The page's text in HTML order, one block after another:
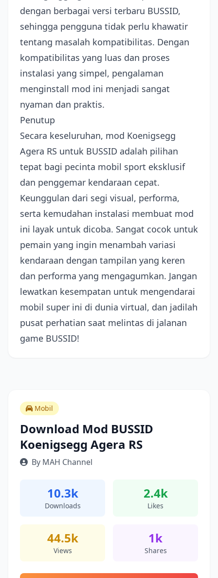
dengan berbagai versi terbaru BUSSID,
sehingga pengguna tidak perlu khawatir
tentang masalah kompatibilitas. Dengan
kompatibilitas yang luas dan proses
instalasi yang simpel, pengalaman
menginstall mod ini menjadi sangat
nyaman dan praktis.
Penutup
Secara keseluruhan, mod Koenigsegg
Agera RS untuk BUSSID adalah pilihan
tepat bagi pecinta mobil sport eksklusif
dan penggemar kendaraan cepat.
Keunggulan dari segi visual, performa,
serta kemudahan instalasi membuat mod
ini layak untuk dicoba. Sangat cocok untuk
pemain yang ingin menambah variasi
kendaraan dengan tampilan yang keren
dan performa yang mengagumkan. Jangan
lewatkan kesempatan untuk mengendarai
mobil super ini di dunia virtual, dan jadilah
pusat perhatian saat melintas di jalanan
game BUSSID!
Mobil
Download Mod BUSSID
Koenigsegg Agera RS
By MAH Channel
10.3k
Downloads
2.4k
Likes
44.5k
Views
1k
Shares